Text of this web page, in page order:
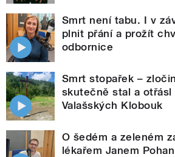
Smrt není tabu. I v
plnit přání a prožít
odbornice
Smrt stopařek –
skutečně stal a otřásl
Valašských Klobouk
O šedém a zeleném
lékařem Janem